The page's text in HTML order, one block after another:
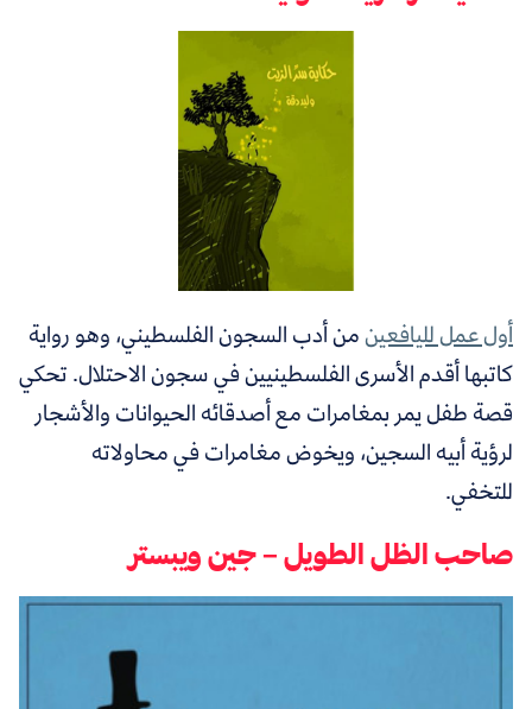
أول عمل لليافعينمن أدب السجون الفلسطيني، وهو رواية
كاتبها أقدم الأسرى الفلسطينيين في سجون الاحتلال. تحكي
قصة طفل يمر بمغامرات مع أصدقائه الحيوانات والأشجار
لرؤية أبيه السجين، ويخوض مغامرات في محاولاته
للتخفي.
صاحب الظل الطويل – جين ويبستر